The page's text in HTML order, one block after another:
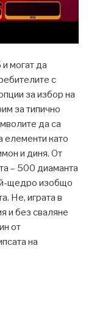
могат да
с
за избор на
за типично
да са
елементи като
и диня. От
– 500 диаманта
щедро изобщо
Не, играта в
и без сваляне
от
на